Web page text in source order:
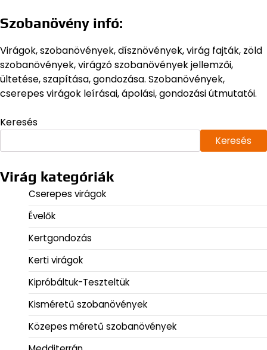
Szobanövény infó:
Virágok, szobanövények, dísznövények, virág fajták, zöld
szobanövények, virágzó szobanövények jellemzői,
ültetése, szapítása, gondozása. Szobanövények,
cserepes virágok leírásai, ápolási, gondozási útmutatói.
Keresés
Keresés
Virág kategóriák
Cserepes virágok
Évelők
Kertgondozás
Kerti virágok
Kipróbáltuk-Teszteltük
Kisméretű szobanövények
Közepes méretű szobanövények